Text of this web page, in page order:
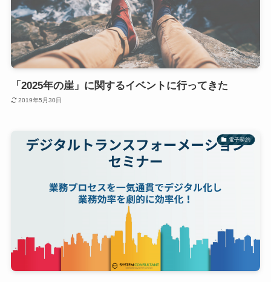
「2025年の崖」に関するイベントに行ってきた
2019年5月30日
電子契約